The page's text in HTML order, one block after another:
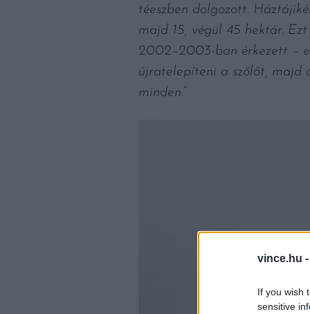
vince.hu -
If you wish
sensitive
téeszben dolgozott.
majd 15, végül 45 hektár.
2002–2003-ban érkezett –
újratelepíteni a szőlőt, majd
minden.”